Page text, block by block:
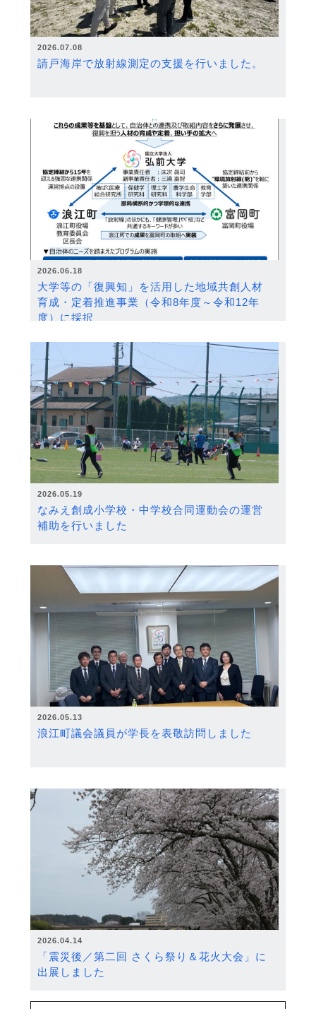
2026.07.08
請戸海岸で放射線測定の支援を行いました。
2026.06.18
大学等の「復興知」を活用した地域共創人材
育成・定着推進事業（令和8年度～令和12年
度）に採択
2026.05.19
なみえ創成小学校・中学校合同運動会の運営
補助を行いました
2026.05.13
浪江町議会議員が学長を表敬訪問しました
2026.04.14
「震災後／第二回 さくら祭り＆花火大会」に
出展しました